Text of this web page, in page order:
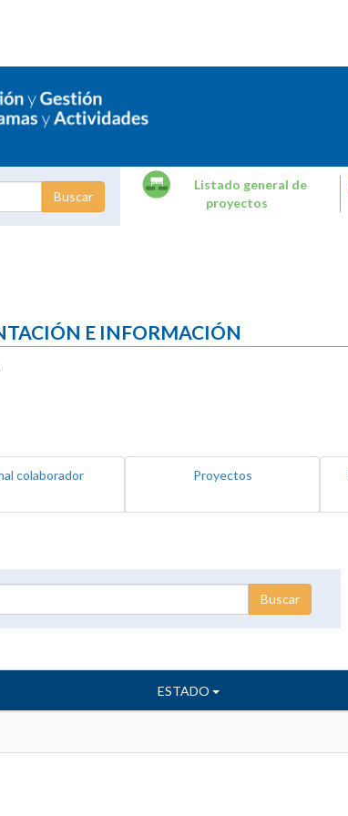
Listado general de
proyectos
E INFORMACIÓN
colaborador Proyectos
ESTADO